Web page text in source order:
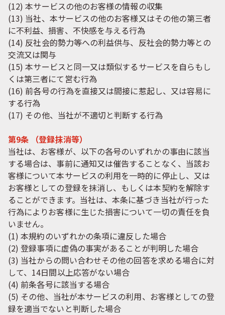
(12) 本サービスの他のお客様の情報の収集
(13) 当社、本サービスの他のお客様又はその他の第三者
に不利益、損害、不快感を与える行為
(14) 反社会的勢力等への利益供与、反社会的勢力等との
交流又は関与
(15) 本サービスと同一又は類似するサービスを自らもし
くは第三者にて営む行為
(16) 前各号の行為を直接又は間接に惹起し、又は容易に
する行為
(17) その他、当社が不適切と判断する行為
第9条 （登録抹消等）
当社は、お客様が、以下の各号のいずれかの事由に該当
する場合は、事前に通知又は催告することなく、当該お
客様について本サービスの利用を一時的に停止し、又は
お客様としての登録を抹消し、もしくは本契約を解除す
ることができます。当社は、本条に基づき当社が行った
行為によりお客様に生じた損害について一切の責任を負
いません。
(1) 本規約のいずれかの条項に違反した場合
(2) 登録事項に虚偽の事実があることが判明した場合
(3) 当社からの問い合わせその他の回答を求める場合に対
して、14日間以上応答がない場合
(4) 前条各号に該当する場合
(5) その他、当社が本サービスの利用、お客様としての登
録を適当でないと判断した場合